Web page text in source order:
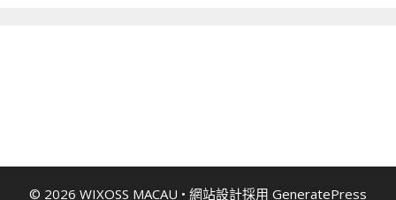
© 2026 WIXOSS MACAU • 網站設計採用 GeneratePress